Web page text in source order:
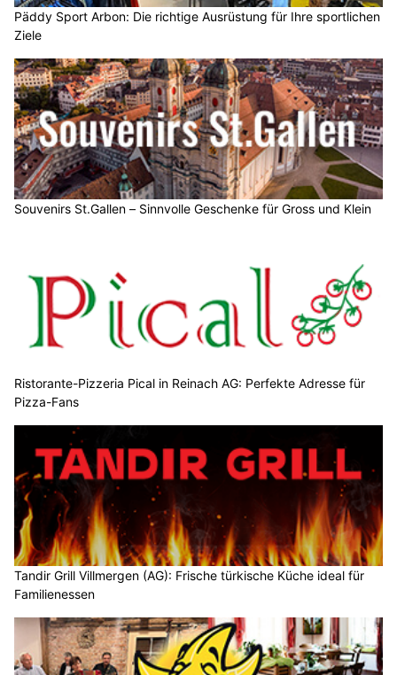
Päddy Sport Arbon: Die richtige Ausrüstung für Ihre sportlichen
Ziele
Souvenirs St.Gallen – Sinnvolle Geschenke für Gross und Klein
Ristorante-Pizzeria Pical in Reinach AG: Perfekte Adresse für
Pizza-Fans
Tandir Grill Villmergen (AG): Frische türkische Küche ideal für
Familienessen